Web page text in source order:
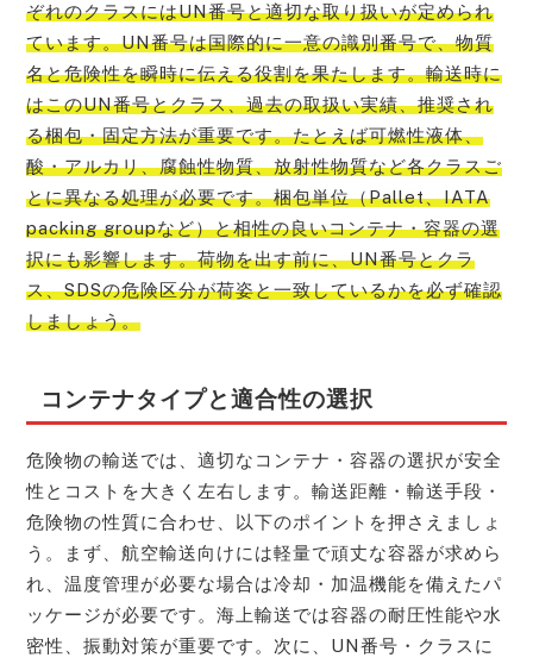
ぞれのクラスにはUN番号と適切な取り扱いが定められ
ています。UN番号は国際的に一意の識別番号で、物質
名と危険性を瞬時に伝える役割を果たします。輸送時に
はこのUN番号とクラス、過去の取扱い実績、推奨され
る梱包・固定方法が重要です。たとえば可燃性液体、
酸・アルカリ、腐蝕性物質、放射性物質など各クラスご
とに異なる処理が必要です。梱包単位（Pallet、IATA
packing groupなど）と相性の良いコンテナ・容器の選
択にも影響します。荷物を出す前に、UN番号とクラ
ス、SDSの危険区分が荷姿と一致しているかを必ず確認
しましょう。
コンテナタイプと適合性の選択
危険物の輸送では、適切なコンテナ・容器の選択が安全
性とコストを大きく左右します。輸送距離・輸送手段・
危険物の性質に合わせ、以下のポイントを押さえましょ
う。まず、航空輸送向けには軽量で頑丈な容器が求めら
れ、温度管理が必要な場合は冷却・加温機能を備えたパ
ッケージが必要です。海上輸送では容器の耐圧性能や水
密性、振動対策が重要です。次に、UN番号・クラスに